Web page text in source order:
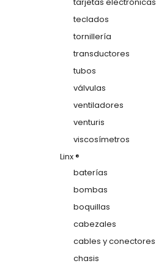
teclados
tornillería
transductores
tubos
válvulas
ventiladores
venturis
viscosímetros
Linx ®
baterías
bombas
boquillas
cabezales
cables y conectores
chasis